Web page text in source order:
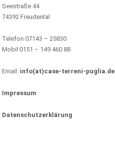
Seestraße 44
74392 Freudental
Telefon 07143 – 25830
Mobil 0151 – 149 460 88
Email: info(at)case-terreni-puglia.de
Impressum
Datenschutzerklärung